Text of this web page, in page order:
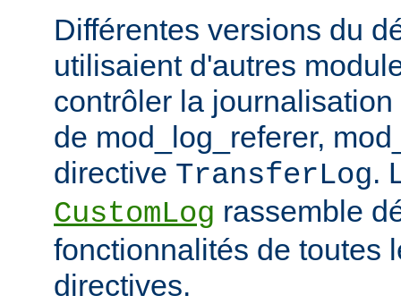
Différentes versions du
utilisaient d'autres
contrôler la
de mod_log_referer,
directive TransferLog.
CustomLog rassemble
fonctionnalités de toutes
directives.